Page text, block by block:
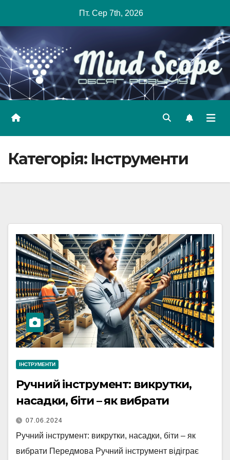
content
Пт. Сер 7th, 2026
Категорія: Інструменти
ІНСТРУМЕНТИ
Ручний інструмент: викрутки,
насадки, біти – як вибрати
07.06.2024
Ручний інструмент: викрутки, насадки, біти – як
вибрати Передмова Ручний інструмент відіграє